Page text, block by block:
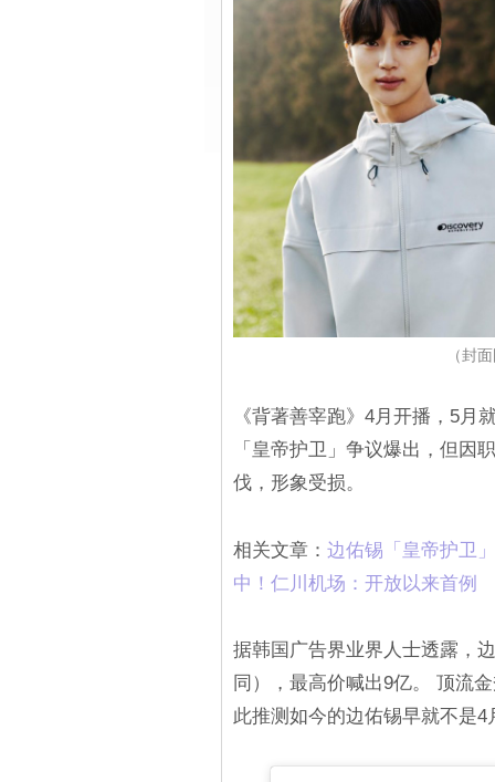
（封
《背著善宰跑》4月开播，5月
「皇帝护卫」争议爆出，但因
伐，形象受损。
相关文章： 边佑锡「皇帝护卫
中！仁川机场：开放以来首例
据韩国广告界业界人士透露，
同），最高价喊出9亿。 顶流
此推测如今的边佑锡早就不是